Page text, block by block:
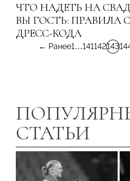
ЧТО НАДЕТЬ НА
ВЫ ГОСТЬ: ПРАВИЛА
ДРЕСС-КОДА
← Ранее1…141142143
СТАТЬИ